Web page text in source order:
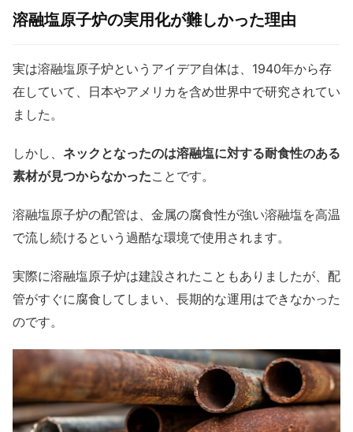
溶融塩原子炉の実用化が難しかった理由
実は溶融塩原子炉というアイデア自体は、1940年から存
在していて、日本やアメリカを含め世界中で研究されてい
ました。
しかし、 ネックとなったのは溶融塩に対する耐食性のある
素材が見つからなかったことです。
溶融塩原子炉の配管は、金属の腐食性が強い溶融塩を高温
で流し続けるという過酷な環境で使用されます。
実際に溶融塩原子炉は建設されたこともありましたが、配
管がすぐに腐食してしまい、長期的な運用はできなかった
のです。